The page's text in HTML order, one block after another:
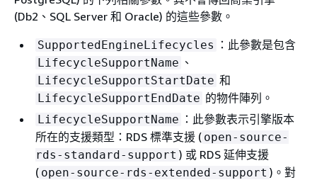
(Db2、SQL Server 和 Oracle) 的這些參數。
SupportedEngineLifecycles ：此參數是包含
LifecycleSupportName 、
LifecycleSupportStartDate 和
LifecycleSupportEndDate 的物件陣列。
LifecycleSupportName ：此參數表示引擎版本
所在的支援類型： RDS 標準支援 ( open-source-
rds-standard-support ) 或 RDS 延伸支援
( open-source-rds-extended-support )。 對